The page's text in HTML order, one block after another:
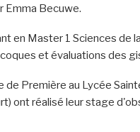
Emma Becuwe.
en Master 1 Sciences de
et évaluations des
de Première au Lycée
ont réalisé leur stage